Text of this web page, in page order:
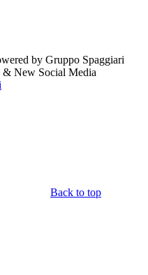
by Gruppo Spaggiari
& New Social Media
Back to top